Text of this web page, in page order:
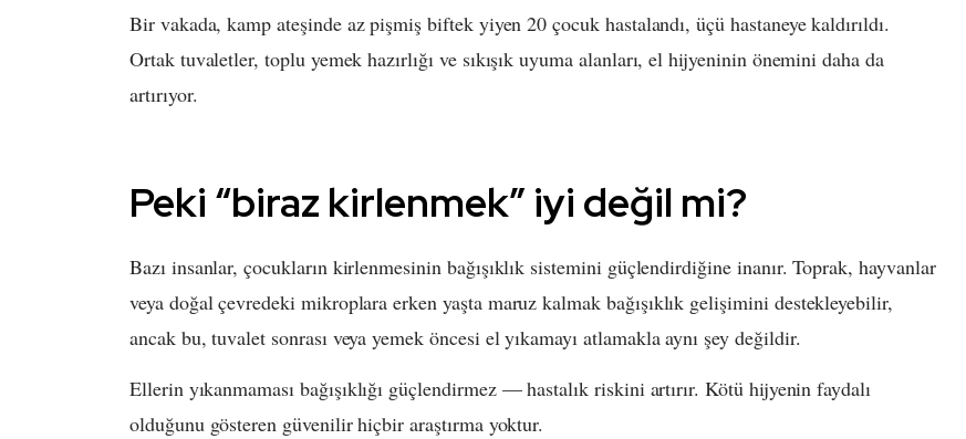
Bir vakada, kamp ateşinde az pişmiş biftek yiyen 20 çocuk hastalandı, üçü hastaneye kaldırıldı.
Ortak tuvaletler, toplu yemek hazırlığı ve sıkışık uyuma alanları, el hijyeninin önemini daha da
artırıyor.
Peki “biraz kirlenmek” iyi değil mi?
Bazı insanlar, çocukların kirlenmesinin bağışıklık sistemini güçlendirdiğine inanır. Toprak, hayvanlar
veya doğal çevredeki mikroplara erken yaşta maruz kalmak bağışıklık gelişimini destekleyebilir,
ancak bu, tuvalet sonrası veya yemek öncesi el yıkamayı atlamakla aynı şey değildir.
Ellerin yıkanmaması bağışıklığı güçlendirmez — hastalık riskini artırır. Kötü hijyenin faydalı
olduğunu gösteren güvenilir hiçbir araştırma yoktur.